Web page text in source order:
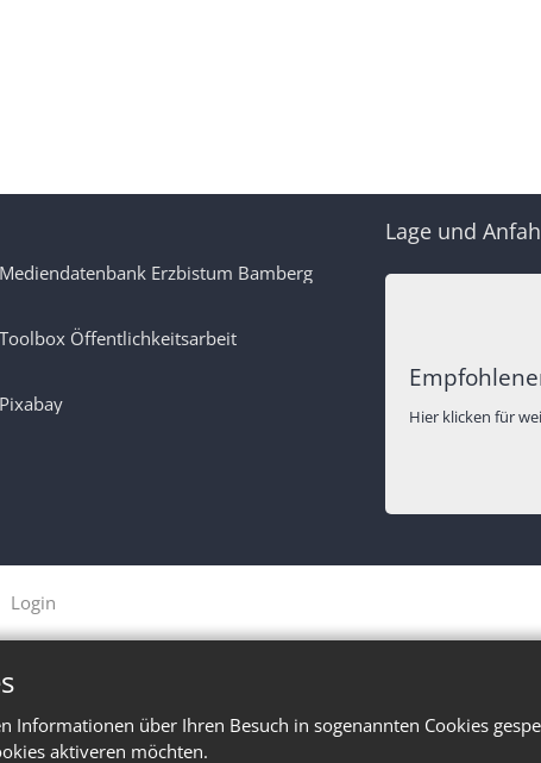
über Ihren Besuch in sogenannten Cookies
aktiveren möchten.
Mediendatenbank Erzbistum Bamberg
Toolbox Öffentlichkeitsarbeit
Pixabay
Lage und
Hier klicken für
Login